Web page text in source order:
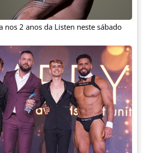
nos 2 anos da Listen neste sábado